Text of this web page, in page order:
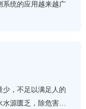
系统的应用越来越广
少，不足以满足人的
水源匮乏，除危害作